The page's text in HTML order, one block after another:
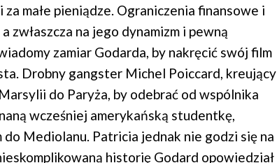
za małe pieniądze. Ograniczenia finansowe i
zwłaszcza na jego dynamizm i pewną
zamiar Godarda, by nakręcić swój film
Drobny gangster Michel Poiccard, kreujący
do Paryża, by odebrać od wspólnika
wcześniej amerykańską studentkę,
do Mediolanu. Patricia jednak nie godzi się na
historię Godard opowiedział